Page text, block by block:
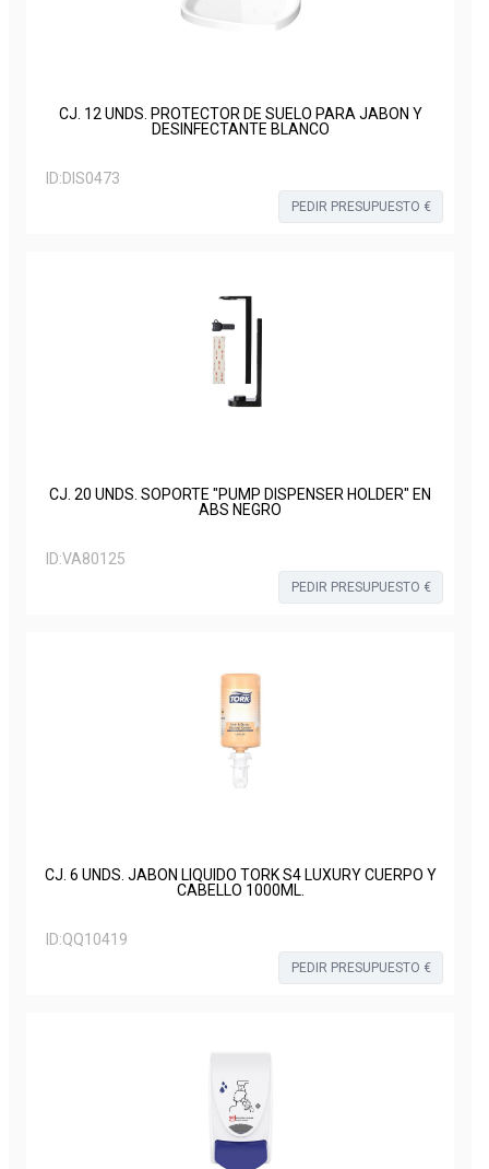
CJ. 12 UNDS. PROTECTOR DE SUELO PARA JABON Y
DESINFECTANTE BLANCO
ID:DIS0473
PEDIR PRESUPUESTO €
CJ. 20 UNDS. SOPORTE "PUMP DISPENSER HOLDER" EN
ABS NEGRO
ID:VA80125
PEDIR PRESUPUESTO €
CJ. 6 UNDS. JABON LIQUIDO TORK S4 LUXURY CUERPO Y
CABELLO 1000ML.
ID:QQ10419
PEDIR PRESUPUESTO €